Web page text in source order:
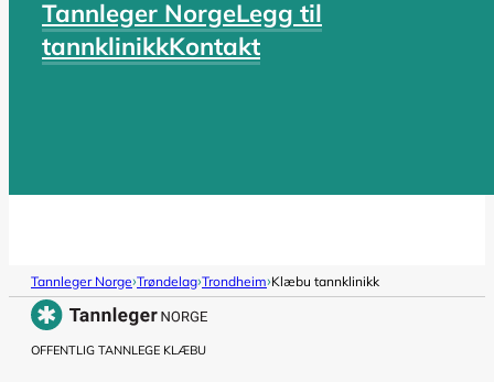
Tannleger NorgeLegg til
tannklinikkKontakt
Tannleger Norge›Trøndelag›Trondheim›Klæbu tannklinikk
OFFENTLIG TANNLEGE KLÆBU